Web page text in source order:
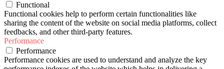
Functional
Functional cookies help to perform certain functionalities like
sharing the content of the website on social media platforms, collect
feedbacks, and other third-party features.
Performance
Performance
Performance cookies are used to understand and analyze the key